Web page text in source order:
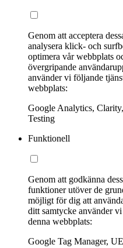
Genom att acceptera
analysera klick- och
optimera vår webbplats
övergripande
använder vi följande
webbplats:
Google Analytics,
Testing
Funktionell
Genom att godkänna
funktioner utöver de
möjligt för dig att
ditt samtycke använder
denna webbplats:
Google Tag Manager,